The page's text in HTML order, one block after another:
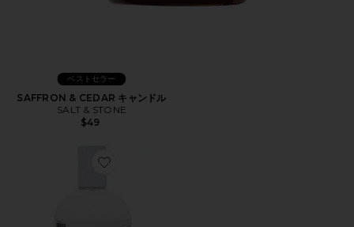
ベストセラー
SAFFRON & CEDAR キャンドル
SALT & STONE
$49
Favorite 01 "TAUNT" ROOM + LINEN SPRAY ルーム＆